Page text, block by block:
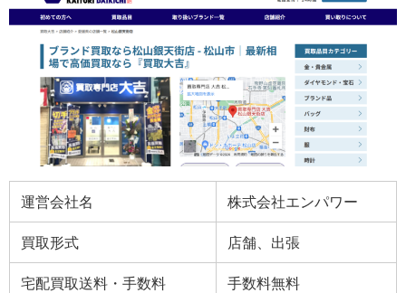
運営会社名 株式会社エンパワー
買取形式 店舗、出張
宅配買取送料・手数料 手数料無料